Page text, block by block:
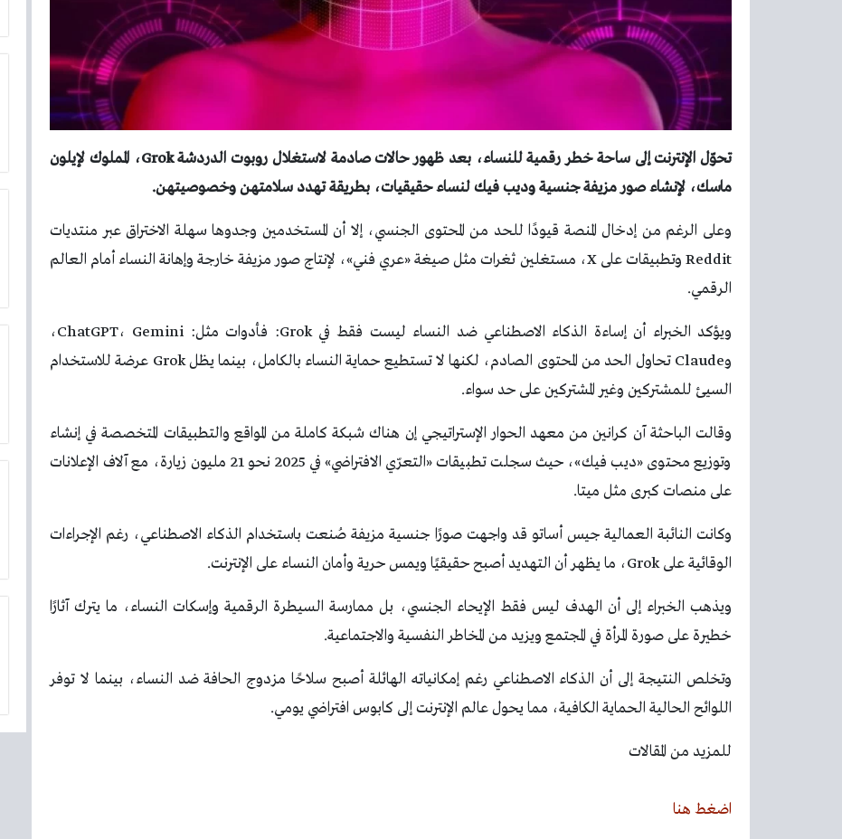
تحوّل الإنترنت إلى ساحة خطر رقمية للنساء، بعد ظهور حالات صادمة لاستغلال روبوت الدردشة Grok، المملوك لإيلون
ماسك، لإنشاء صور مزيفة جنسية وديب فيك لنساء حقيقيات، بطريقة تهدد سلامتهن وخصوصيتهن.
وعلى الرغم من إدخال المنصة قيودًا للحد من المحتوى الجنسي، إلا أن المستخدمين وجدوها سهلة الاختراق عبر منتديات
Reddit وتطبيقات على X، مستغلين ثغرات مثل صيغة «عري فني»، لإنتاج صور مزيفة خارجة وإهانة النساء أمام العالم
الرقمي.
ويؤكد الخبراء أن إساءة الذكاء الاصطناعي ضد النساء ليست فقط في Grok: فأدوات مثل: ChatGPT، Gemini،
وClaude تحاول الحد من المحتوى الصادم، لكنها لا تستطيع حماية النساء بالكامل، بينما يظل Grok عرضة للاستخدام
السيئ للمشتركين وغير المشتركين على حد سواء.
وقالت الباحثة آن كرانين من معهد الحوار الإستراتيجي إن هناك شبكة كاملة من المواقع والتطبيقات المتخصصة في إنشاء
وتوزيع محتوى «ديب فيك»، حيث سجلت تطبيقات «التعرّي الافتراضي» في 2025 نحو 21 مليون زيارة، مع آلاف الإعلانات
على منصات كبرى مثل ميتا.
وكانت النائبة العمالية جيس أساتو قد واجهت صورًا جنسية مزيفة صُنعت باستخدام الذكاء الاصطناعي، رغم الإجراءات
الوقائية على Grok، ما يظهر أن التهديد أصبح حقيقيًا ويمس حرية وأمان النساء على الإنترنت.
ويذهب الخبراء إلى أن الهدف ليس فقط الإيحاء الجنسي، بل ممارسة السيطرة الرقمية وإسكات النساء، ما يترك آثارًا
خطيرة على صورة المرأة في المجتمع ويزيد من المخاطر النفسية والاجتماعية.
وتخلص النتيجة إلى أن الذكاء الاصطناعي رغم إمكانياته الهائلة أصبح سلاحًا مزدوج الحافة ضد النساء، بينما لا توفر
اللوائح الحالية الحماية الكافية، مما يحول عالم الإنترنت إلى كابوس افتراضي يومي.
للمزيد من المقالات
اضغط هنا